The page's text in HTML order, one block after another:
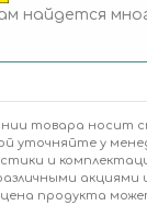
найдется
товара носит
уточняйте у
и
цена продукта